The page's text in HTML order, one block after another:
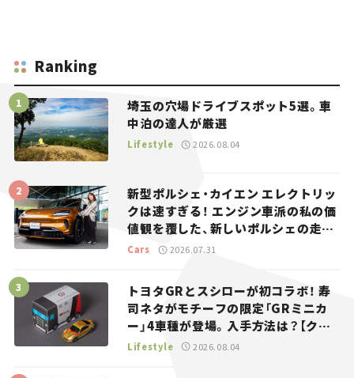
Ranking
埼玉の穴場ドライブスポット5選。車
中泊の達人が厳選
Lifestyle 2026.08.04
新型ポルシェ・カイエン エレクトリッ
クは速すぎる！ エンジン車派の私の価
値観を覆した、新しいポルシェの走
り。
Cars 2026.07.31
トヨタGRとスシローが初コラボ！ 寿
司ネタがモチーフの限定「GRミニカ
ー」4車種が登場。入手方法は？【クル
マとホビー】
Lifestyle 2026.08.04